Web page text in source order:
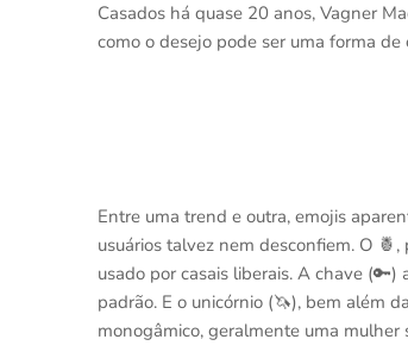
Casados há quase 20 anos, Vagner
como o desejo pode ser uma forma de
Entre uma trend e outra, emojis
usuários talvez nem desconfiem. O
usado por casais liberais. A chave
padrão. E o unicórnio (🦄), bem além
monogâmico, geralmente uma mulher